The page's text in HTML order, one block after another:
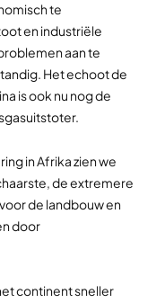
te
en industriële
aan te
Het echoot de
is ook nu nog de
in Afrika zien we
de extremere
de landbouw en
door
continent sneller